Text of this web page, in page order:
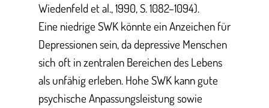
Wiedenfeld et al., 1990, S. 1082–1094).
Eine niedrige SWK könnte ein Anzeichen für
Depressionen sein, da depressive Menschen
sich oft in zentralen Bereichen des Lebens
als unfähig erleben. Hohe SWK kann gute
psychische Anpassungsleistung sowie